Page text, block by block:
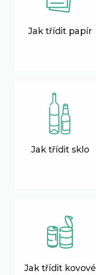
Jak třídit papír
Jak třídit sklo
Jak třídit kovové